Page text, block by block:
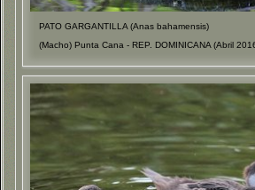
PATO GARGANTILLA (Anas bahamensis)
(Macho) Punta Cana - REP. DOMINICANA (Abril